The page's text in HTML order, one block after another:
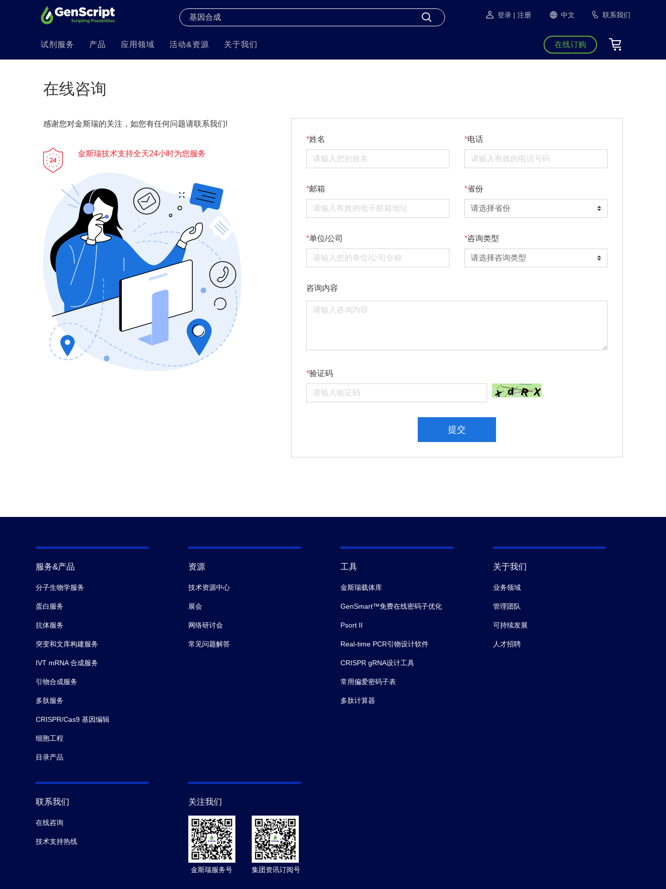
登录 | 注册 中文 联系我们
试剂服务 产品 应用领域 活动&资源 关于我们 在线订购
在线咨询
感谢您对金斯瑞的关注，如您有任何问题请联系我们!
金斯瑞技术支持全天24小时为您服务
姓名 电话
邮箱 省份
单位/公司 咨询类型
咨询内容
验证码
提交
服务&产品
分子生物学服务
蛋白服务
抗体服务
突变和文库构建服务
IVT mRNA 合成服务
引物合成服务
多肽服务
CRISPR/Cas9 基因编辑
细胞工程
目录产品
资源
技术资源中心
展会
网络研讨会
常见问题解答
工具
金斯瑞载体库
GenSmart™免费在线密码子优化
Psort II
Real-time PCR引物设计软件
CRISPR gRNA设计工具
常用偏爱密码子表
多肽计算器
关于我们
业务领域
管理团队
可持续发展
人才招聘
联系我们
在线咨询
技术支持热线
关注我们
金斯瑞服务号 集团资讯订阅号